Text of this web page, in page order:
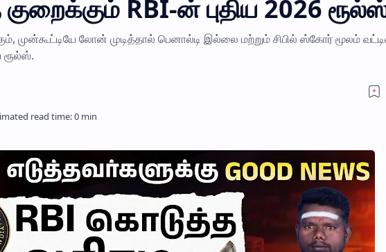
RBI-ன் புதிய 2026
முன்கூட்டியே லோன் முடித்தால் பெனால்டி இல்லை மற்றும் சிபில் ஸ்கோர் மூலம்
ரூல்ஸ்.